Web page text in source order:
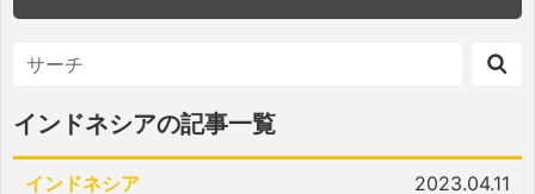
インドネシアの記事一覧
インドネシア
2023.04.11